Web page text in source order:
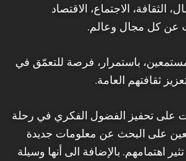
الثقافة، الاجتماع، الاقتصاد
عن كل مجال وعالم.
باستمرار، فرصة للتعمّق في
ثقافتهم العامة.
على تحفيز الفضول الفكري في رحلة
على البحث عن معلومات جديدة
اهتمامهم. بالإضافة الى أنها وسيلة